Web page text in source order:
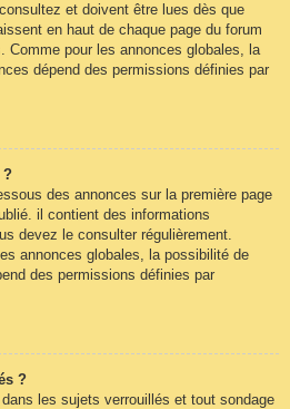
et doivent être lues dès que
en haut de chaque page du forum
Comme pour les annonces globales, la
dépend des permissions définies par
?
des annonces sur la première page
il contient des informations
devez le consulter régulièrement.
annonces globales, la possibilité de
des permissions définies par
?
les sujets verrouillés et tout sondage